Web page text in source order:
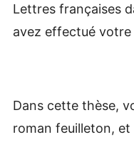
Lettres françaises
avez effectué votre
Dans cette thèse,
roman feuilleton,